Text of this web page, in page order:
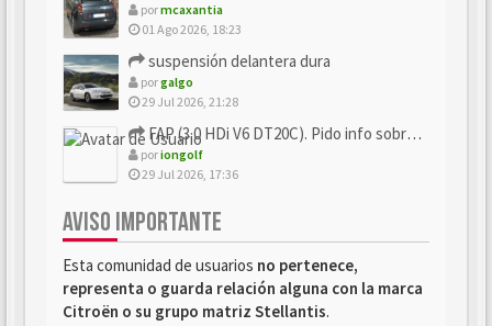
pormcaxantia
01 Ago 2026, 18:23
suspensión delantera dura
porgalgo
29 Jul 2026, 21:28
FAP (3.0 HDi V6 DT20C). Pido info sobre su sustitución
poriongolf
29 Jul 2026, 17:36
AVISO IMPORTANTE
Esta comunidad de usuarios no pertenece,
representa o guarda relación alguna con la marca
Citroën o su grupo matriz Stellantis.